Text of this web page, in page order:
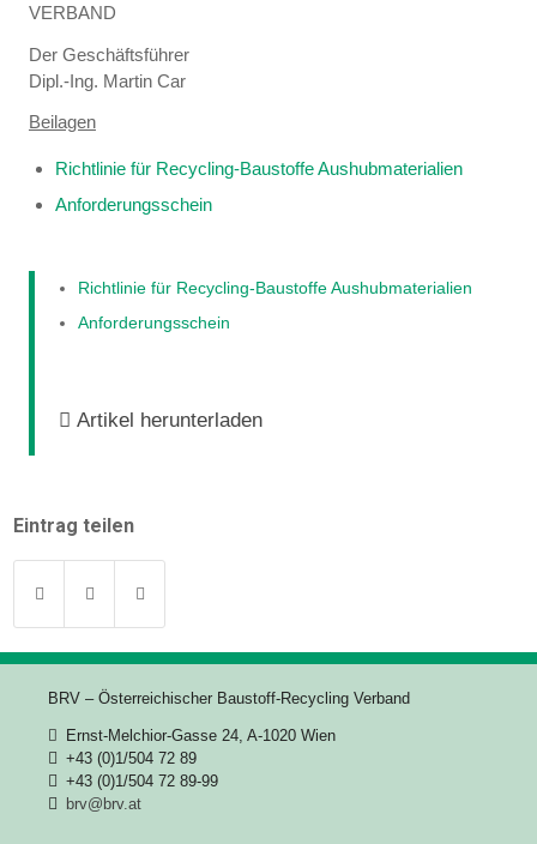
VERBAND
Der Geschäftsführer
Dipl.-Ing. Martin Car
Beilagen
Richtlinie für Recycling-Baustoffe Aushubmaterialien
Anforderungsschein
Richtlinie für Recycling-Baustoffe Aushubmaterialien
Anforderungsschein
Artikel herunterladen
Eintrag teilen
BRV – Österreichischer Baustoff-Recycling Verband
Ernst-Melchior-Gasse 24, A-1020 Wien
+43 (0)1/504 72 89
+43 (0)1/504 72 89-99
brv@brv.at